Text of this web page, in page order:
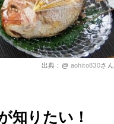
出典：@ aohito830さん
知りたい！